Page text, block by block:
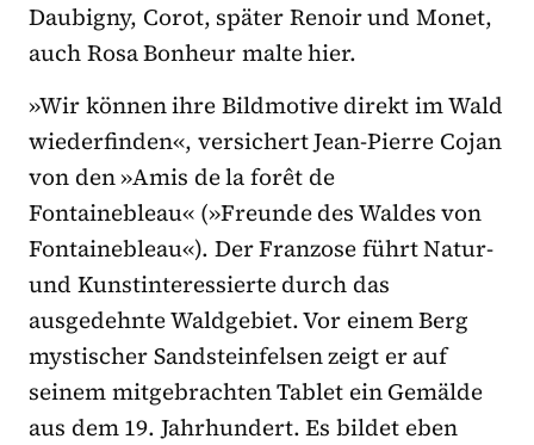
Daubigny, Corot, später Renoir und Monet,
auch Rosa Bonheur malte hier.
»Wir können ihre Bildmotive direkt im Wald
wiederfinden«, versichert Jean-Pierre Cojan
von den »Amis de la forêt de
Fontainebleau« (»Freunde des Waldes von
Fontainebleau«). Der Franzose führt Natur-
und Kunstinteressierte durch das
ausgedehnte Waldgebiet. Vor einem Berg
mystischer Sandsteinfelsen zeigt er auf
seinem mitgebrachten Tablet ein Gemälde
aus dem 19. Jahrhundert. Es bildet eben